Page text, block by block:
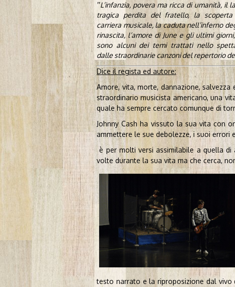
L’infanzia, povera ma ricca di umanità, il
tragica perdita del fratello, la
carriera musicale, la caduta nell’inferno
rinascita, l’amore di June e gli ultimi
sono alcuni dei temi trattati nello
dalle straordinarie canzoni del repertorio
Dice il regista ed autore:
Amore, vita, morte, dannazione,
straordinario musicista americano, una
quale ha sempre cercato comunque di
Johnny Cash ha vissuto la sua vita con
ammettere le sue debolezze, i suoi errori
è per molti versi assimilabile a quella
volte durante la sua vita ma che cerca,
testo narrato e la riproposizione dal vivo